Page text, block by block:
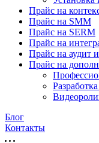
Прайс на
Прайс на SMM
Прайс на SERM
Прайс на
Прайс на аудит
Прайс на
Блог
Контакты